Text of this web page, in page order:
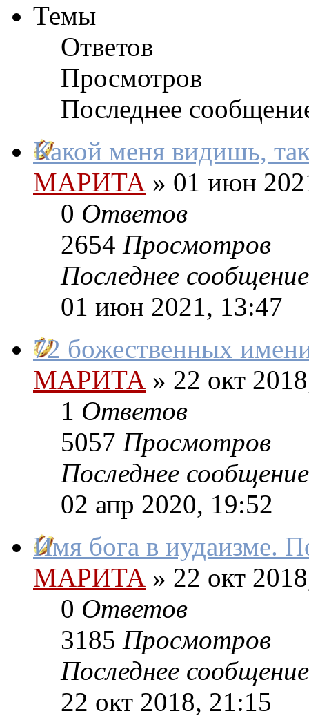
Темы
Ответов
Просмотров
Последнее
Какой меня видишь,
МАРИТА » 01 июн
0 Ответов
2654 Просмотров
Последнее сообщение
01 июн 2021, 13:47
72 божественных
МАРИТА » 22 окт
1 Ответов
5057 Просмотров
Последнее сообщение
02 апр 2020, 19:52
Имя бога в иудаизме.
МАРИТА » 22 окт
0 Ответов
3185 Просмотров
Последнее сообщение
22 окт 2018, 21:15